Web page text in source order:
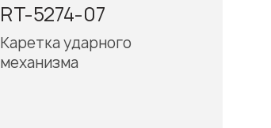
RT-5274-07
Каретка ударного
механизма